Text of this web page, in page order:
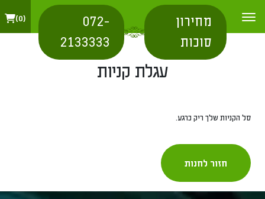
מחירון
סוכות
072-
2133333
0
עגלת קניות
סל הקניות שלך ריק כרגע.
חזור לחנות